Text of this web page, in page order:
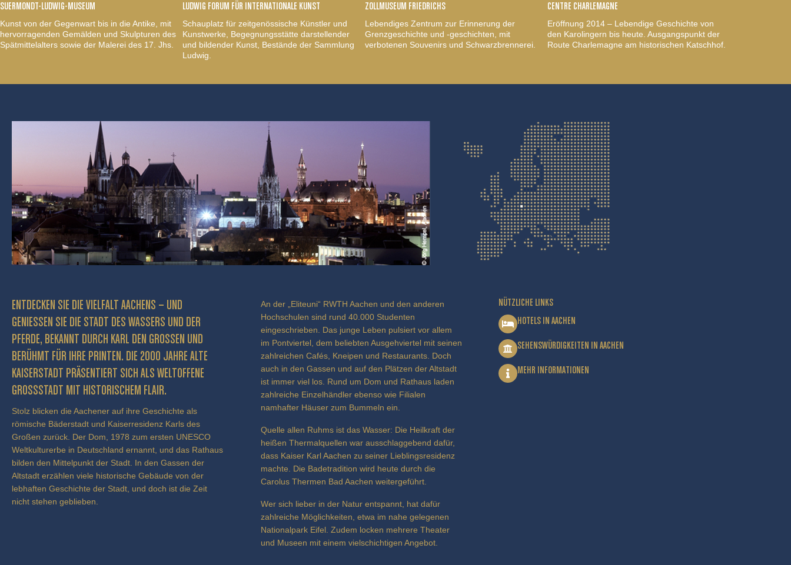
SUERMONDT-LUDWIG-MUSEUM
Kunst von der Gegenwart bis in die Antike, mit
hervorragenden Gemälden und Skulpturen des
Spätmittelalters sowie der Malerei des 17. Jhs.
LUDWIG FORUM FÜR INTERNATIONALE KUNST
Schauplatz für zeitgenössische Künstler und
Kunstwerke, Begegnungsstätte darstellender
und bildender Kunst, Bestände der Sammlung
Ludwig.
ZOLLMUSEUM FRIEDRICHS
Lebendiges Zentrum zur Erinnerung der
Grenzgeschichte und -geschichten, mit
verbotenen Souvenirs und Schwarzbrennerei.
CENTRE CHARLEMAGNE
Eröffnung 2014 – Lebendige Geschichte von
den Karolingern bis heute. Ausgangspunkt der
Route Charlemagne am historischen Katschhof.
ENTDECKEN SIE DIE VIELFALT AACHENS – UND
GENIESSEN SIE DIE STADT DES WASSERS UND DER P
FERDE, BEKANNT DURCH KARL DEN GROSSEN UND BE
RÜHMT FÜR IHRE PRINTEN. DIE 2000 JAHRE ALTE KA
ISERSTADT PRÄSENTIERT SICH ALS WELTOFFENE GR
OSSSTADT MIT HISTORISCHEM FLAIR.
Stolz blicken die Aachener auf ihre Geschichte als
römische Bäderstadt und Kaiserresidenz Karls des
Großen zurück. Der Dom, 1978 zum ersten UNESCO
Weltkulturerbe in Deutschland ernannt, und das Rathaus
bilden den Mittelpunkt der Stadt. In den Gassen der
Altstadt erzählen viele historische Gebäude von der
lebhaften Geschichte der Stadt, und doch ist die Zeit
nicht stehen geblieben.
An der „Eliteuni“ RWTH Aachen und den anderen
Hochschulen sind rund 40.000 Studenten
eingeschrieben. Das junge Leben pulsiert vor allem
im Pontviertel, dem beliebten Ausgehviertel mit seinen
zahlreichen Cafés, Kneipen und Restaurants. Doch
auch in den Gassen und auf den Plätzen der Altstadt
ist immer viel los. Rund um Dom und Rathaus laden
zahlreiche Einzelhändler ebenso wie Filialen
namhafter Häuser zum Bummeln ein.
Quelle allen Ruhms ist das Wasser: Die Heilkraft der
heißen Thermalquellen war ausschlaggebend dafür,
dass Kaiser Karl Aachen zu seiner Lieblingsresidenz
machte. Die Badetradition wird heute durch die
Carolus Thermen Bad Aachen weitergeführt.
Wer sich lieber in der Natur entspannt, hat dafür
zahlreiche Möglichkeiten, etwa im nahe gelegenen
Nationalpark Eifel. Zudem locken mehrere Theater
und Museen mit einem vielschichtigen Angebot.
NÜTZLICHE LINKS
HOTELS IN AACHEN
SEHENSWÜRDIGKEITEN IN AACHEN
MEHR INFORMATIONEN